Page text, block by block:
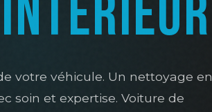
INTÉRIEUR
votre véhicule. Un nettoyage en
soin et expertise. Voiture de